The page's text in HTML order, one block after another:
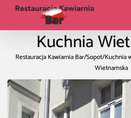
Kuchnia
Restauracja Kawiarnia Bar/Sopot/Kuchnia
Wietnamska